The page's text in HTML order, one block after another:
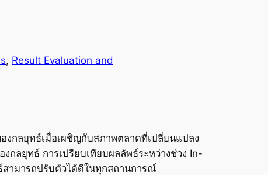
, Result Evaluation and
งกลยุทธ์เมื่อเผชิญกับสภาพตลาดที่เปลี่ยนแปลง
กลยุทธ์ การเปรียบเทียบผลลัพธ์ระหว่างช่วง In-
ามารถปรับตัวได้ดีในทุกสถานการณ์